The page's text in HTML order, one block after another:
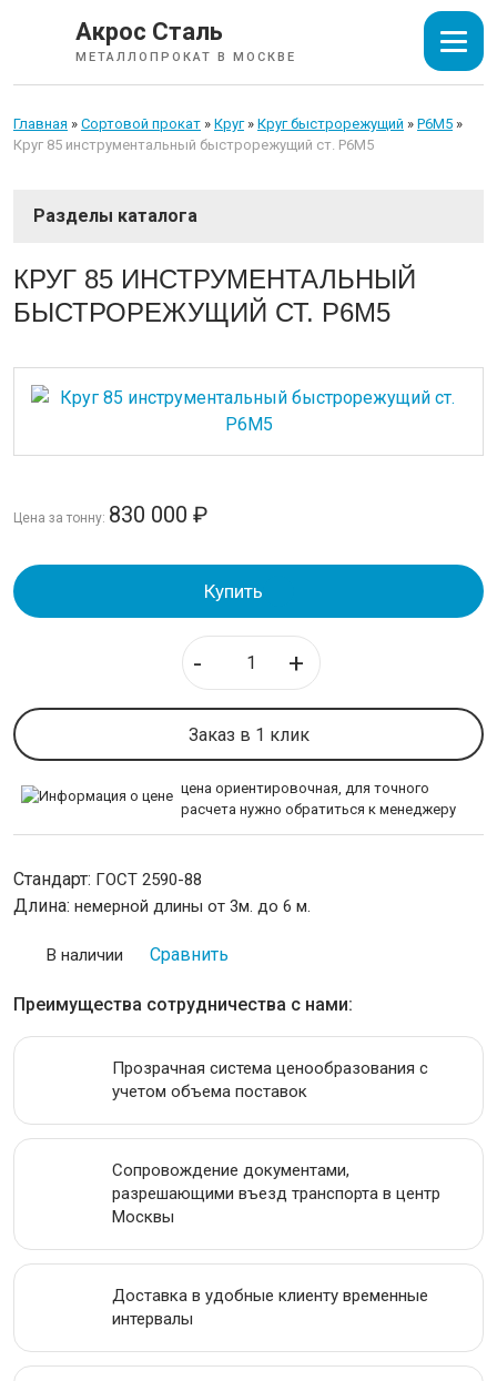
Акрос Сталь
МЕТАЛЛОПРОКАТ В МОСКВЕ
Главная » Сортовой прокат » Круг» Круг быстрорежущий » Р6М5 »
Круг 85 инструментальный быстрорежущий ст. Р6М5
СОРТОВОЙ ПРОКАТ
Арматура
Балка
Швеллер
Шестигранник
ТРУБЫ
ИЗОЛЯЦИЯ СТАЛЬНЫХ ТРУБ
ТРУБОПРОВОДНАЯ АРМАТУРА
КАЛИБРОВАННАЯ СТАЛЬ
СЕТКА
ИНСТРУМЕНТАЛЬНАЯ СТАЛЬ
ПРОВОЛОКА
ЛЕНТА
КРУГ 85 ИНСТРУМЕНТАЛЬНЫЙ
БЫСТРОРЕЖУЩИЙ СТ. Р6М5
Цена за тонну: 830 000 ₽
Купить
- +
Заказ в 1 клик
цена ориентировочная, для точного
расчета нужно обратиться к менеджеру
Стандарт: ГОСТ 2590-88
Длина: немерной длины от 3м. до 6 м.
В наличии Сравнить
Преимущества сотрудничества с нами:
Прозрачная система ценообразования с
учетом объема поставок
Сопровождение документами,
разрешающими въезд транспорта в центр
Москвы
Доставка в удобные клиенту временные
интервалы